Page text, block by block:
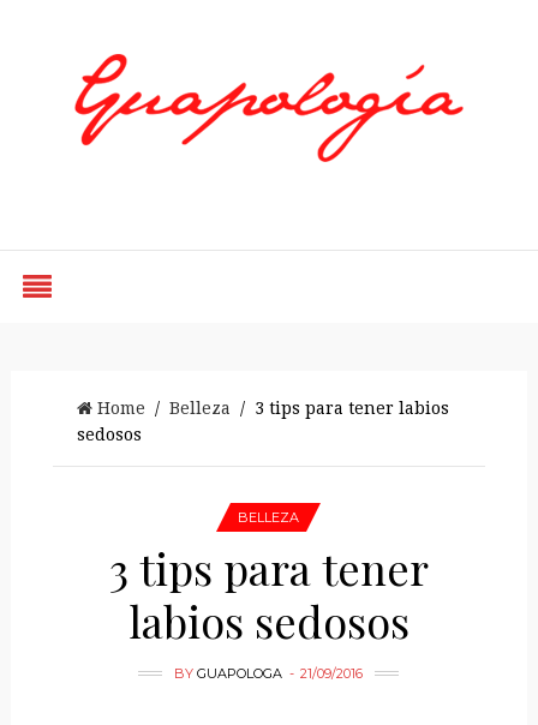
Home / Belleza / 3 tips para tener labios
sedosos
BELLEZA
3 tips para tener
labios sedosos
BYGUAPOLOGA 21/09/2016